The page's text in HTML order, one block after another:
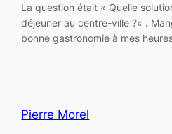
La question était « Quelle
déjeuner au centre-ville ?« .
bonne gastronomie à mes
Pierre Morel